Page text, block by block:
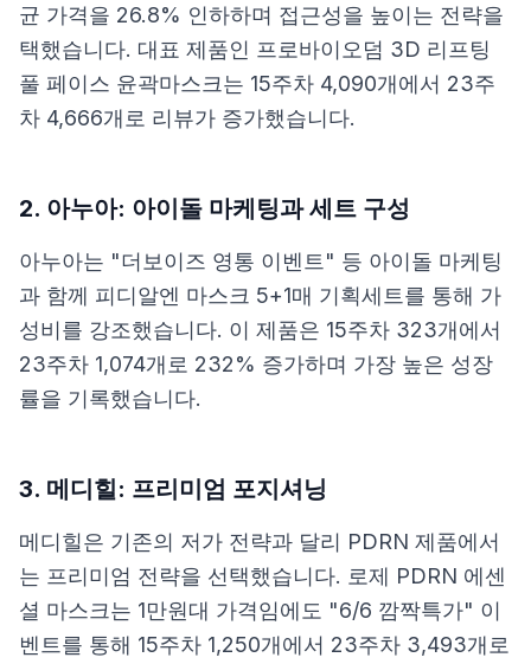
균 가격을 26.8% 인하하며 접근성을 높이는 전략을
택했습니다. 대표 제품인 프로바이오덤 3D 리프팅
풀 페이스 윤곽마스크는 15주차 4,090개에서 23주
차 4,666개로 리뷰가 증가했습니다.
2. 아누아: 아이돌 마케팅과 세트 구성
아누아는 "더보이즈 영통 이벤트" 등 아이돌 마케팅
과 함께 피디알엔 마스크 5+1매 기획세트를 통해 가
성비를 강조했습니다. 이 제품은 15주차 323개에서
23주차 1,074개로 232% 증가하며 가장 높은 성장
률을 기록했습니다.
3. 메디힐: 프리미엄 포지셔닝
메디힐은 기존의 저가 전략과 달리 PDRN 제품에서
는 프리미엄 전략을 선택했습니다. 로제 PDRN 에센
셜 마스크는 1만원대 가격임에도 "6/6 깜짝특가" 이
벤트를 통해 15주차 1,250개에서 23주차 3,493개로